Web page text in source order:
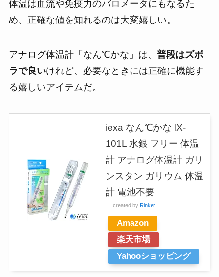
体温は血流や免疫力のバロメータにもなるた
め、正確な値を知れるのは大変嬉しい。
アナログ体温計「なん℃かな」は、 普段はズボ
ラで良いけれど、 必要なときには正確に機能す
る嬉しいアイテムだ。
iexa なん℃かな IX-
101L 水銀 フリー 体温
計 アナログ体温計 ガリ
ンスタン ガリウム 体温
計 電池不要
created by Rinker
Amazon
楽天市場
Yahooショッピング